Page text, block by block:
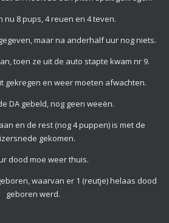
nu 8 pups, 4 reuen en 4 teven.
maar na anderhalf uur nog niets.
toen ze uit de auto stapte kwam nr 9.
gekregen en weer moeten afwachten.
DA gebeld, nog geen weeën.
en de rest (nog 4 puppen) is met de
gekomen.
dood moe weer thuis.
waarvan er 1 (reutje) helaas dood
geboren werd.